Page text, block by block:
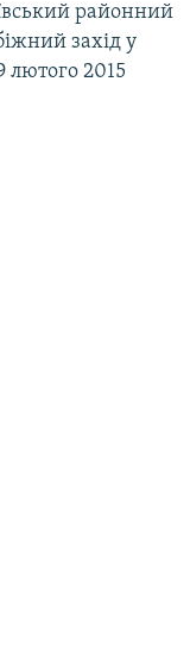
районний
захід у
лютого 2015